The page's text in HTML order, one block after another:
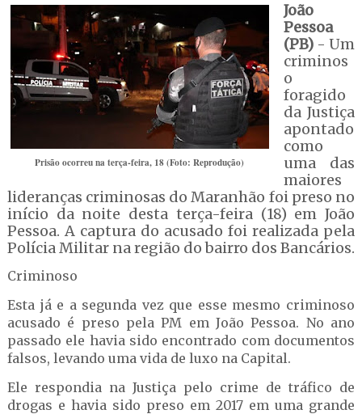
Prisão ocorreu na terça-feira, 18 (Foto: Reprodução)
João
Pessoa
(PB)- Um
criminos
o
foragido
da Justiça
apontado
como
uma das
maiores
lideranças criminosas do Maranhão foi preso no
início da noite desta terça-feira (18) em João
Pessoa. A captura do acusado foi realizada pela
Polícia Militar na região do bairro dos Bancários.
Criminoso
Esta já e a segunda vez que esse mesmo criminoso
acusado é preso pela PM em João Pessoa. No ano
passado ele havia sido encontrado com documentos
falsos, levando uma vida de luxo na Capital.
Ele respondia na Justiça pelo crime de tráfico de
drogas e havia sido preso em 2017 em uma grande